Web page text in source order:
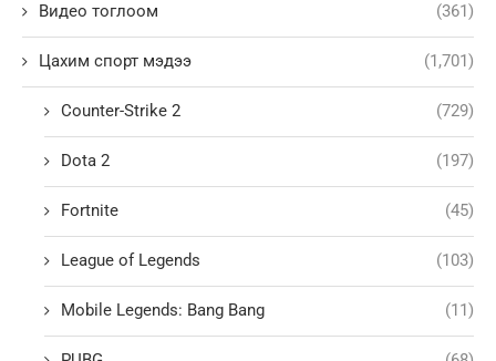
Видео тоглоом (361)
Цахим спорт мэдээ (1,701)
Counter-Strike 2 (729)
Dota 2 (197)
Fortnite (45)
League of Legends (103)
Mobile Legends: Bang Bang (11)